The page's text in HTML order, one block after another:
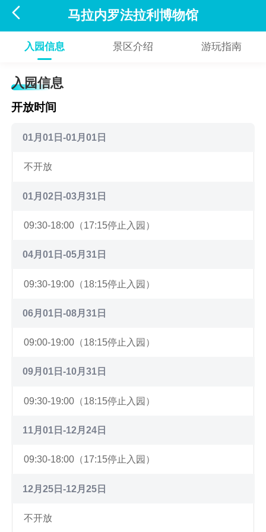
 马拉内罗法拉利博物馆
入园信息 景区介绍 游玩指南
入园信息
开放时间
01月01日-01月01日
不开放
01月02日-03月31日
09:30-18:00（17:15停止入园）
04月01日-05月31日
09:30-19:00（18:15停止入园）
06月01日-08月31日
09:00-19:00（18:15停止入园）
09月01日-10月31日
09:30-19:00（18:15停止入园）
11月01日-12月24日
09:30-18:00（17:15停止入园）
12月25日-12月25日
不开放